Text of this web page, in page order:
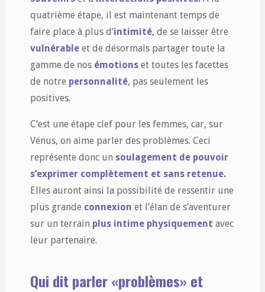
quatrième étape, il est maintenant temps de
faire place à plus d’intimité, de se laisser être
vulnérable et de désormais partager toute la
gamme de nos émotions et toutes les facettes
de notre personnalité, pas seulement les
positives.
C’est une étape clef pour les femmes, car, sur
Vénus, on aime parler des problèmes. Ceci
représente donc un soulagement de pouvoir
s’exprimer complètement et sans retenue.
Elles auront ainsi la possibilité de ressentir une
plus grande connexion et l’élan de s’aventurer
sur un terrain plus intime physiquement avec
leur partenaire.
Qui dit parler «problèmes» et